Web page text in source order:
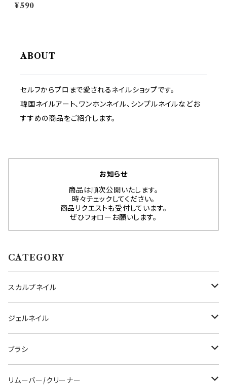
¥590
ABOUT
セルフからプロまで愛されるネイルショップです。
韓国ネイルアート、ワンホンネイル、シンプルネイルなどお
すすめの商品をご紹介します。
お知らせ
商品は順次公開いたします。
時々チェックしてください。
商品リクエストも受付しています。
ぜひフォローお願いします。
CATEGORY
スカルプネイル
アクリルジェル
アクリルリキッド
その他ツール
ジェルネイル
トップジェル
ベースジェル
ブラシ
ジェルブラシ
リムーバー/クリーナー